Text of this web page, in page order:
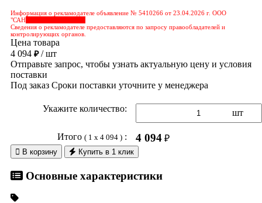
Информация о рекламодателе объявление № 5410266 от 23.04.2026 г. ООО
"САН
Сведения о рекламодателе предоставляются по запросу правообладателей и
контролирующих органов.
Цена товара
4 094 ₽/ шт
Отправьте запрос, чтобы узнать актуальную цену и условия
поставки
Под заказ Сроки поставки уточните у менеджера
Укажите количество: шт
Итого ( 1 x 4 094 ): 4 094₽
 В корзину Купить в 1 клик
Основные характеристики